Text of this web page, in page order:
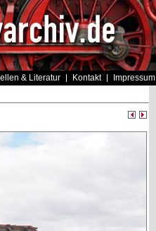
& Literatur Kontakt Impressum